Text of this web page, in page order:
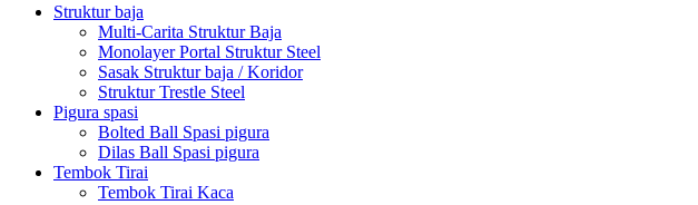
Struktur baja
Multi-Carita Struktur Baja
Monolayer Portal Struktur Steel
Sasak Struktur baja / Koridor
Struktur Trestle Steel
Pigura spasi
Bolted Ball Spasi pigura
Dilas Ball Spasi pigura
Tembok Tirai
Tembok Tirai Kaca